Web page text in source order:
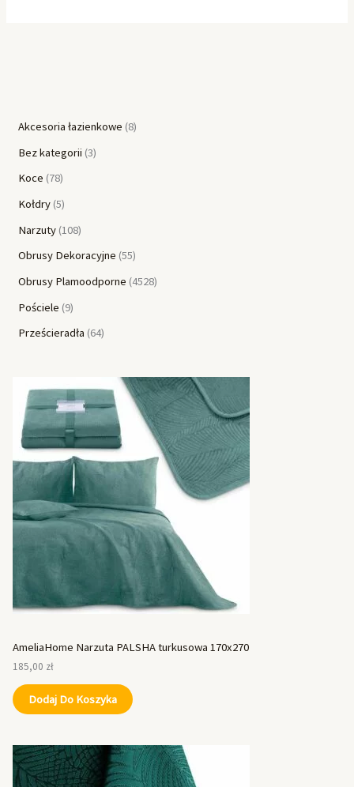
Akcesoria łazienkowe 8
Bez kategorii 3
Koce 78
Kołdry 5
Narzuty 108
Obrusy Dekoracyjne 55
Obrusy Plamoodporne 4528
Pościele 9
Prześcieradła 64
AmeliaHome Narzuta PALSHA turkusowa 170x270
185,00 zł
Dodaj Do Koszyka